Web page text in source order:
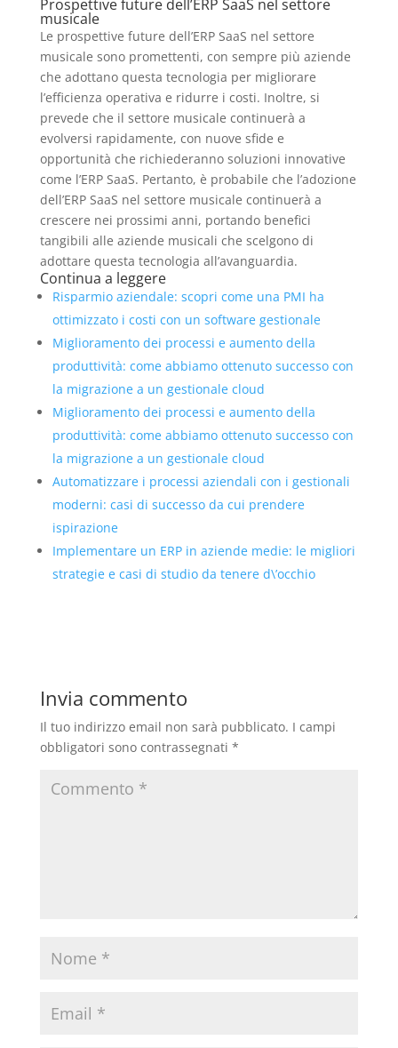
Prospettive future dell’ERP SaaS nel settore
musicale
Le prospettive future dell’ERP SaaS nel settore
musicale sono promettenti, con sempre più aziende
che adottano questa tecnologia per migliorare
l’efficienza operativa e ridurre i costi. Inoltre, si
prevede che il settore musicale continuerà a
evolversi rapidamente, con nuove sfide e
opportunità che richiederanno soluzioni innovative
come l’ERP SaaS. Pertanto, è probabile che l’adozione
dell’ERP SaaS nel settore musicale continuerà a
crescere nei prossimi anni, portando benefici
tangibili alle aziende musicali che scelgono di
adottare questa tecnologia all’avanguardia.
Continua a leggere
Risparmio aziendale: scopri come una PMI ha
ottimizzato i costi con un software gestionale
Miglioramento dei processi e aumento della
produttività: come abbiamo ottenuto successo con
la migrazione a un gestionale cloud
Miglioramento dei processi e aumento della
produttività: come abbiamo ottenuto successo con
la migrazione a un gestionale cloud
Automatizzare i processi aziendali con i gestionali
moderni: casi di successo da cui prendere
ispirazione
Implementare un ERP in aziende medie: le migliori
strategie e casi di studio da tenere d\’occhio
Invia commento
Il tuo indirizzo email non sarà pubblicato. I campi
obbligatori sono contrassegnati *